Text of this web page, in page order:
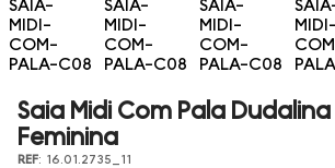
Saia Midi Com Pala Dudalina
Feminina
REF: 16.01.2735_11